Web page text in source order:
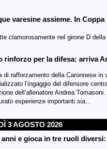
varesine assieme. In Coppa
clamorosamente nel girone D
rinforzo per la difesa: arriva
rafforzamento della Caronnese in
l’ingaggio del difensore
dell’allenatore Andrea
esperienze importanti sia…
3 AGOSTO 2026
e gioca in tre ruoli